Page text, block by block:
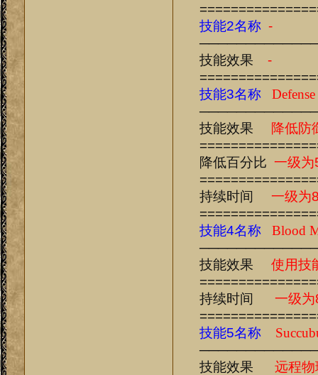
技能2名称 -
技能效果 -
技能3名称
技能效果
降低防
降低百分比 一级为
持续时间 一级为
技能4名称
Blood
技能效果 使用技
持续时间 一级
技能5名称
技能效果 远程